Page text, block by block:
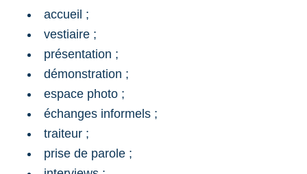
accueil ;
vestiaire ;
présentation ;
démonstration ;
espace photo ;
échanges informels ;
traiteur ;
prise de parole ;